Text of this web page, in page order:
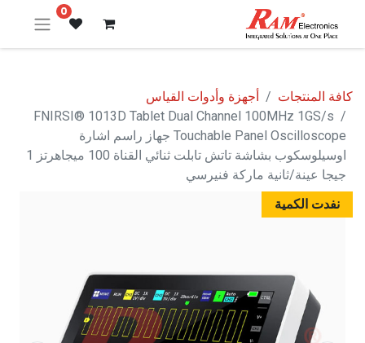
0
كافة المنتجات
أجهزة وأدوات القياس
FNIRSI® 1013D Tablet Dual Channel 100MHz 1GS/s
Touchable Panel Oscilloscope جهاز راسم اشارة
اوسيلوسكوب بشاشة تاتش تابلت ثنائي القناة 100 ميجاهرتز 1
جيجا عينة/ثانية ماركة فنيرسي
نفدت الكمية